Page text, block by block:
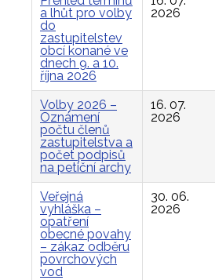
a lhůt pro volby
do
zastupitelstev
obcí konané ve
dnech 9. a 10.
října 2026
2026
Volby 2026 –
Oznámení
počtu členů
zastupitelstva a
počet podpisů
na petiční archy
16. 07.
2026
Veřejná
vyhláška –
opatření
obecné povahy
– zákaz odběru
povrchových
vod
30. 06.
2026